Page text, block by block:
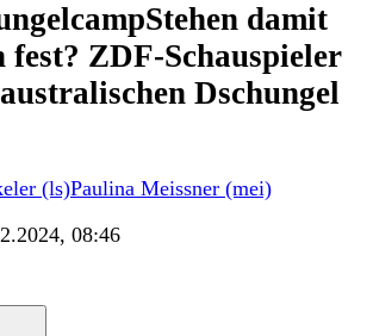
Stehen damit
fest? ZDF-Schauspieler
Dschungel
(ls)Paulina Meissner (mei)
08:46